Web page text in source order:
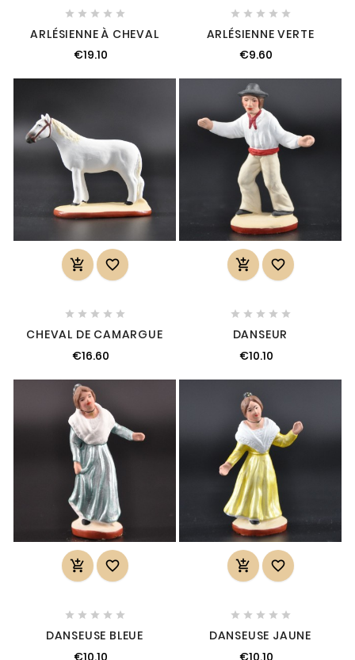
    
ARLÉSIENNE À CHEVAL
€19.10
    
ARLÉSIENNE VERTE
€9.60
 
    
CHEVAL DE CAMARGUE
€16.60
 
    
DANSEUR
€10.10
 
    
DANSEUSE BLEUE
€10.10
 
    
DANSEUSE JAUNE
€10.10